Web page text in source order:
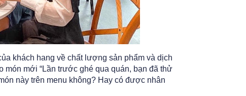
khách hang về chất lượng sản phẩm và dịch
món mới “Lần trước ghé qua quán, bạn đã thử
này trên menu không? Hay có được nhân